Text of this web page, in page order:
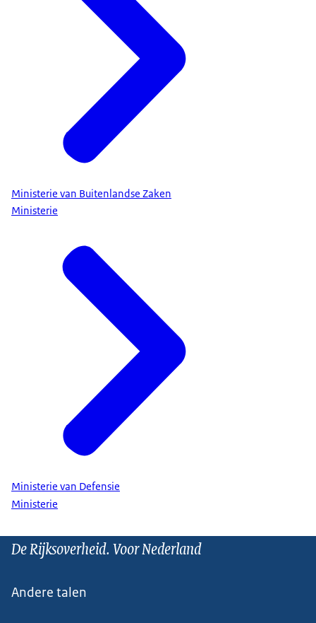
Ministerie van Buitenlandse Zaken
Ministerie
Ministerie van Defensie
Ministerie
De Rijksoverheid. Voor Nederland
Andere talen